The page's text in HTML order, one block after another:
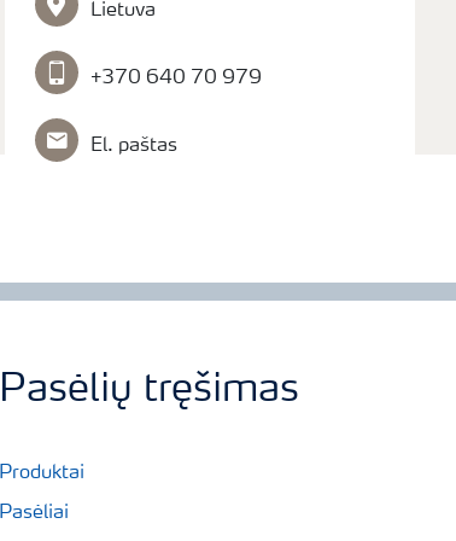
Lietuva
+370 640 70 979
El. paštas
Pasėlių tręšimas
Produktai
Pasėliai